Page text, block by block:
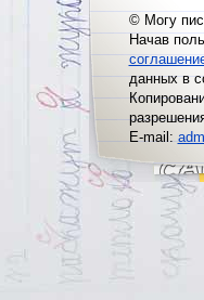
© Могу
Начав
данных в
E-mail: